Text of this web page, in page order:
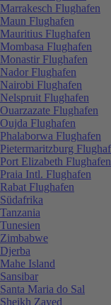
Marrakesch Flughafen
Maun Flughafen
Mauritius Flughafen
Mombasa Flughafen
Monastir Flughafen
Nador Flughafen
Nairobi Flughafen
Nelspruit Flughafen
Ouarzazate Flughafen
Oujda Flughafen
Phalaborwa Flughafen
Pietermaritzburg
Port Elizabeth Flughafen
Praia Intl. Flughafen
Rabat Flughafen
Südafrika
Tanzania
Tunesien
Zimbabwe
Djerba
Mahe Island
Sansibar
Santa Maria do Sal
Sheikh Zayed